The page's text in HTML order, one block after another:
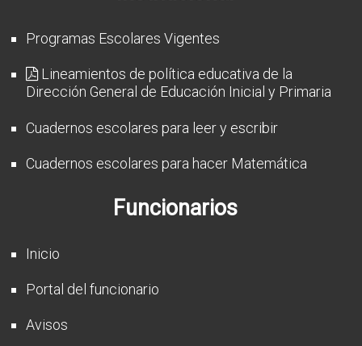
Programas Escolares Vigentes
Lineamientos de política educativa de la
Dirección General de Educación Inicial y Primaria
Cuadernos escolares para leer y escribir
Cuadernos escolares para hacer Matemática
Funcionarios
Inicio
Portal del funcionario
Avisos